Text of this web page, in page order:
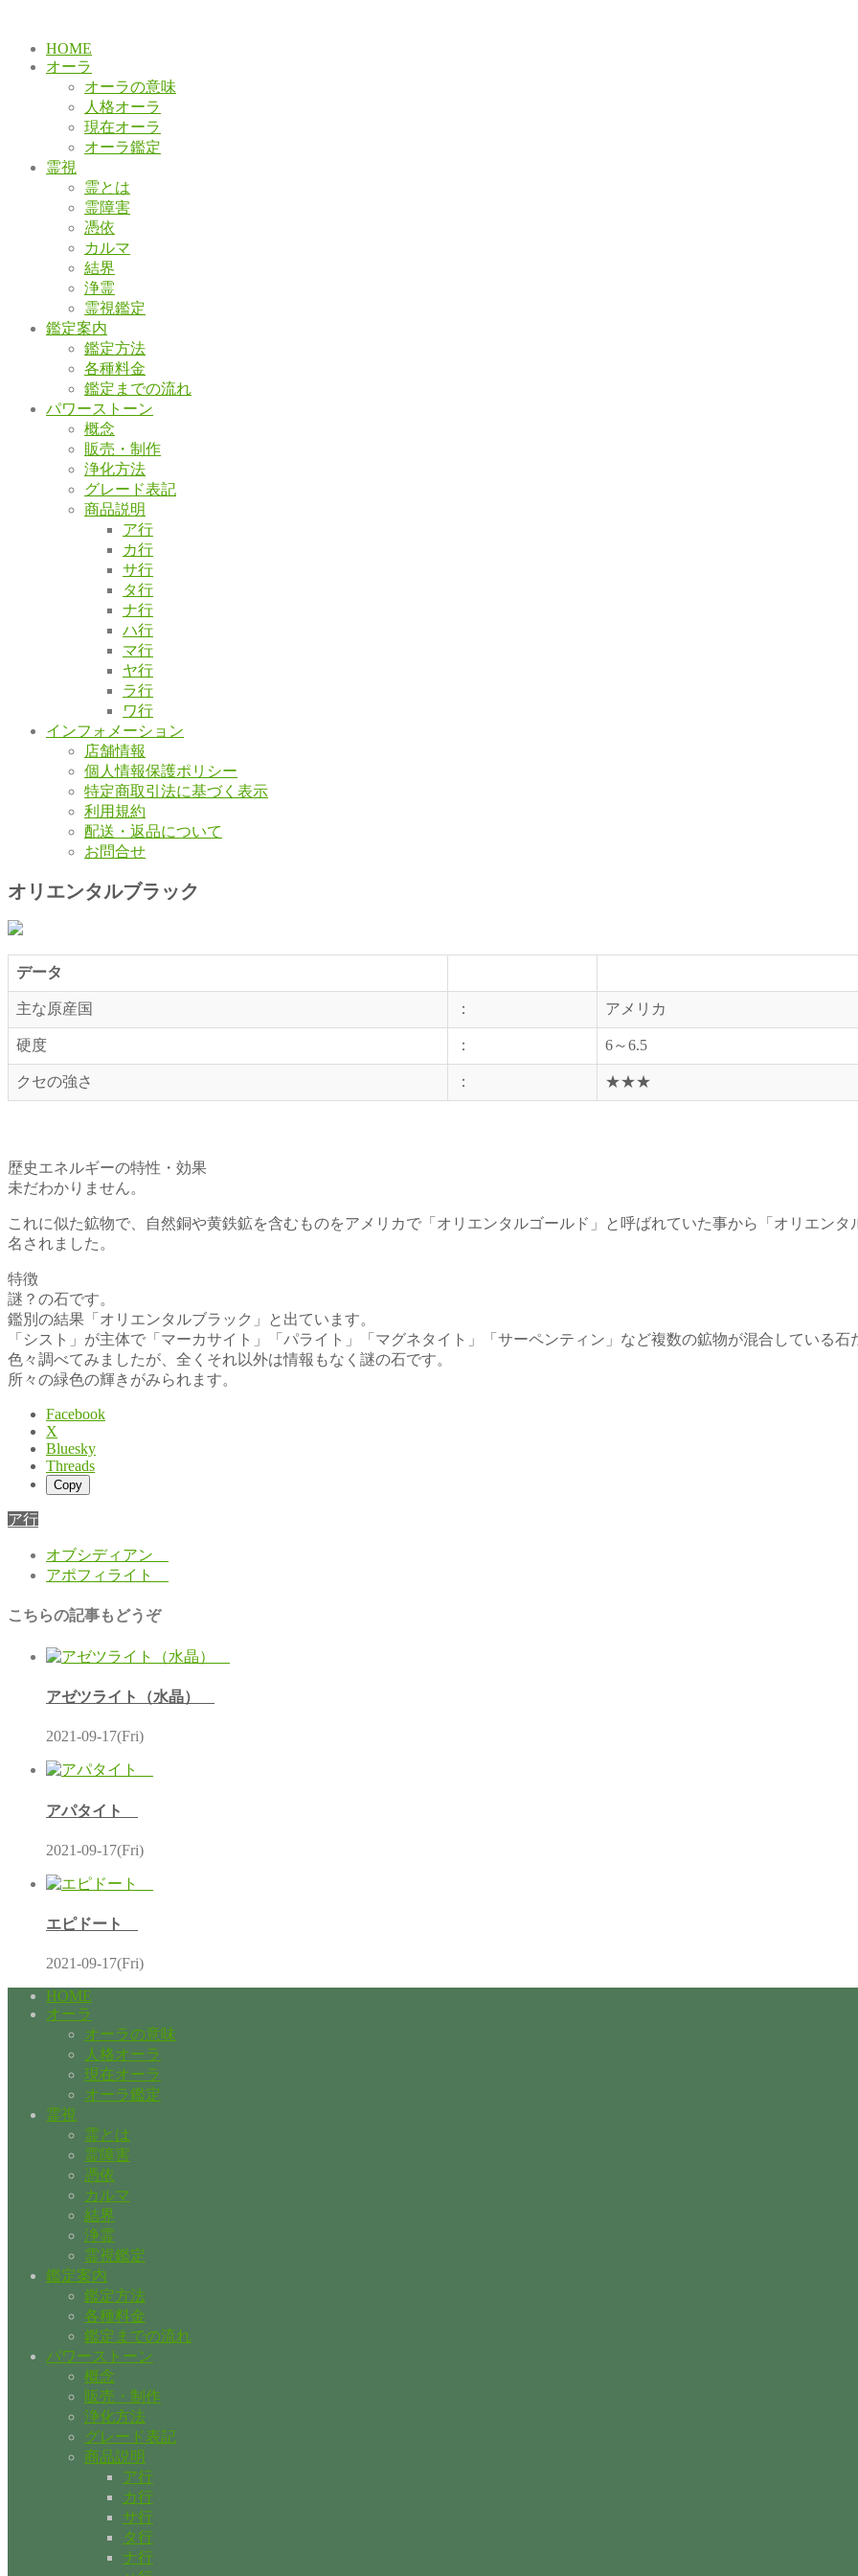
HOME
オーラ
オーラの意味
人格オーラ
現在オーラ
オーラ鑑定
霊視
霊とは
霊障害
憑依
カルマ
結界
浄霊
霊視鑑定
鑑定案内
鑑定方法
各種料金
鑑定までの流れ
パワーストーン
概念
販売・制作
浄化方法
グレード表記
商品説明
ア行
カ行
サ行
タ行
ナ行
ハ行
マ行
ヤ行
ラ行
ワ行
インフォメーション
店舗情報
個人情報保護ポリシー
特定商取引法に基づく表示
利用規約
配送・返品について
お問合せ
オリエンタルブラック
データ
主な原産国 ： アメリカ
硬度 ： 6～6.5
クセの強さ ： ★★★
歴史エネルギーの特性・効果
未だわかりません。
これに似た鉱物で、自然銅や黄鉄鉱を含むものをアメリカで「オリエンタルゴールド」と呼ばれていた事から「オリエンタ
名されました。
特徴
謎？の石です。
鑑別の結果「オリエンタルブラック」と出ています。
「シスト」が主体で「マーカサイト」「パライト」「マグネタイト」「サーペンティン」など複数の鉱物が混合している石
色々調べてみましたが、全くそれ以外は情報もなく謎の石です。
所々の緑色の輝きがみられます。
Facebook
X
Bluesky
Threads
Copy
ア行
オブシディアン
アポフィライト
こちらの記事もどうぞ
アゼツライト（水晶）
2021-09-17(Fri)
アパタイト
2021-09-17(Fri)
エピドート
2021-09-17(Fri)
HOME
オーラ
オーラの意味
人格オーラ
現在オーラ
オーラ鑑定
霊視
霊とは
霊障害
憑依
カルマ
結界
浄霊
霊視鑑定
鑑定案内
鑑定方法
各種料金
鑑定までの流れ
パワーストーン
概念
販売・制作
浄化方法
グレード表記
商品説明
ア行
カ行
サ行
タ行
ナ行